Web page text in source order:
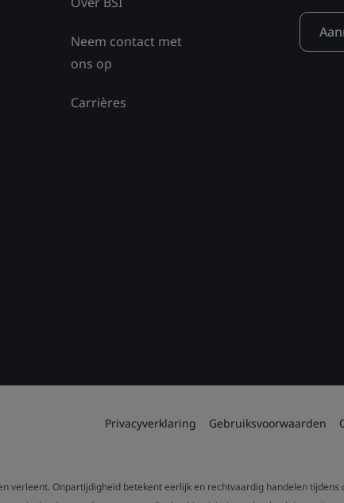
Neem contact met
ons op
Carrières
Privacyverklaring Gebruiksvoorwaarden
verleent. Onpartijdigheid betekent eerlijk en rechtvaardig handelen tijdens